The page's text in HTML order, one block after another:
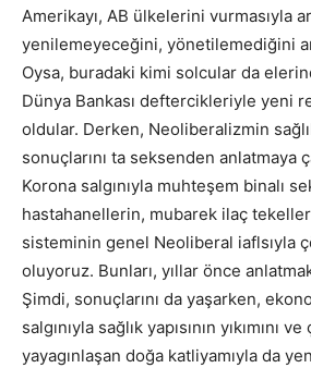
Amerikayı, AB ülkelerini vurmasıyla
yenilemeyeceğini, yönetilemediğini
Oysa, buradaki kimi solcular da
Dünya Bankası deftercikleriyle yeni
oldular. Derken, Neoliberalizmin
sonuçlarını ta seksenden anlatmaya
Korona salgınıyla muhteşem binalı
hastahanellerin, mubarek ilaç
sisteminin genel Neoliberal iaflsıyla
oluyoruz. Bunları, yıllar önce
Şimdi, sonuçlarını da yaşarken,
salgınıyla sağlık yapısının yıkımını
yayagınlaşan doğa katliyamıyla da